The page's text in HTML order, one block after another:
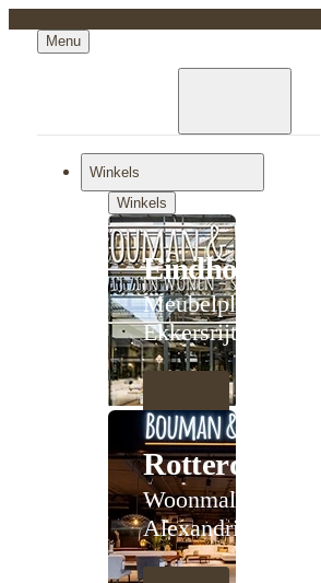
Menu
Winkels
Winkels
Eindhoven
Meubelplein
Ekkersrijt
Rotterdam
Woonmall
Alexandrium